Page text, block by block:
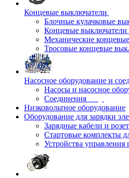
Концевые выключатели
Блочные кулачковые
Концевые выключатели
Механические
Тросовые концевые
Насосное оборудование и
Насосы и насосное
Соединения
Низковольтное оборудование
Оборудование для зарядки
Зарядные кабели и
Стартовые комплекты
Устройства управления